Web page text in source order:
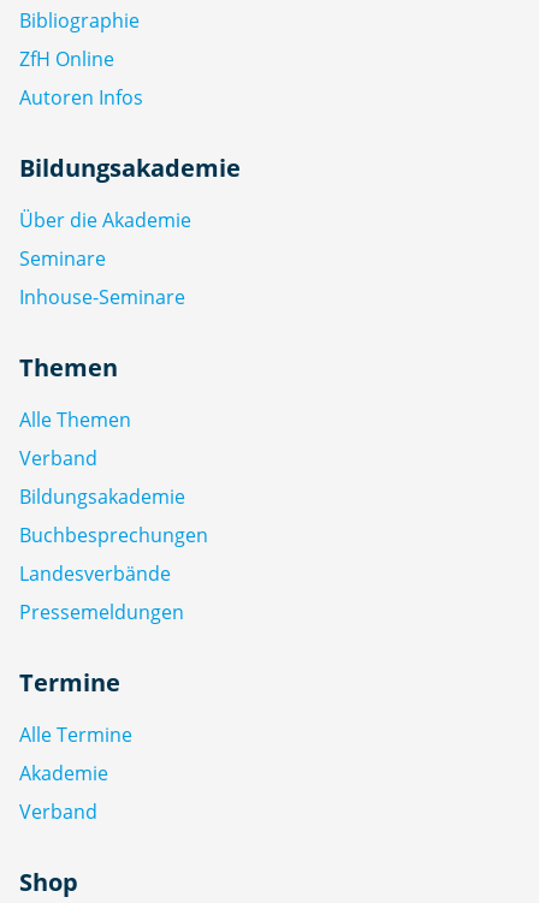
Bibliographie
ZfH Online
Autoren Infos
Bildungsakademie
Über die Akademie
Seminare
Inhouse-Seminare
Themen
Alle Themen
Verband
Bildungsakademie
Buchbesprechungen
Landesverbände
Pressemeldungen
Termine
Alle Termine
Akademie
Verband
Shop